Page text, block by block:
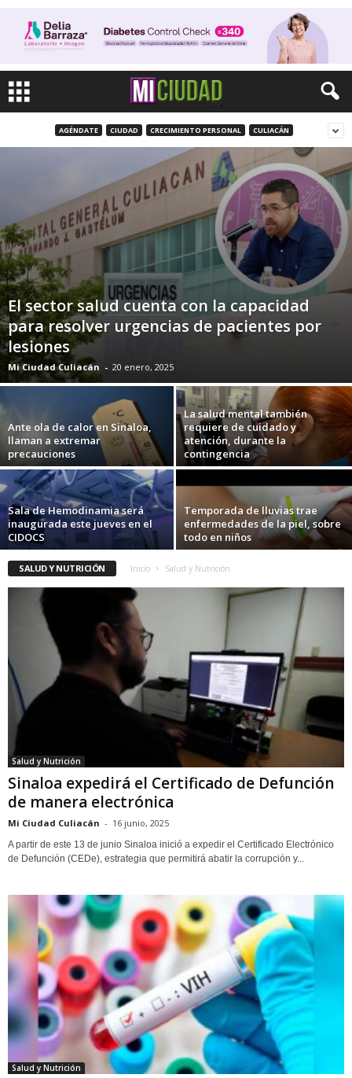
AGÉNDATE CIUDAD CRECIMIENTO PERSONAL CULIACÁN
El sector salud cuenta con la capacidad
para resolver urgencias de pacientes por
lesiones
Mi Ciudad Culiacán - 20 enero, 2025
Ante ola de calor en Sinaloa,
llaman a extremar
precauciones
La salud mental también
requiere de cuidado y
atención, durante la
contingencia
Sala de Hemodinamia será
inaugurada este jueves en el
CIDOCS
Temporada de lluvias trae
enfermedades de la piel, sobre
todo en niños
SALUD Y NUTRICIÓN Inicio Salud y Nutrición
Salud y Nutrición
Sinaloa expedirá el Certificado de Defunción
de manera electrónica
Mi Ciudad Culiacán - 16 junio, 2025
A partir de este 13 de junio Sinaloa inició a expedir el Certificado Electrónico
de Defunción (CEDe), estrategia que permitirá abatir la corrupción y...
Salud y Nutrición